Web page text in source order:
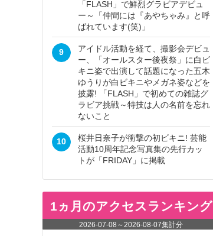
「FLASH」で鮮烈グラビアデビュ
ー～「仲間には『あやちゃみ』と呼
ばれています(笑)」
9
アイドル活動を経て、撮影会デビュ
ー、「オールスター後夜祭」に白ビ
キニ姿で出演して話題になった五木
ゆうりが白ビキニやメガネ姿などを
披露! 「FLASH」で初めての雑誌グ
ラビア挑戦～特技は人の名前を忘れ
ないこと
10
桜井日奈子が衝撃の初ビキニ! 芸能
活動10周年記念写真集の先行カッ
トが「FRIDAY」に掲載
1ヵ月のアクセスランキング
2026-07-08 ～2026-08-07集計分